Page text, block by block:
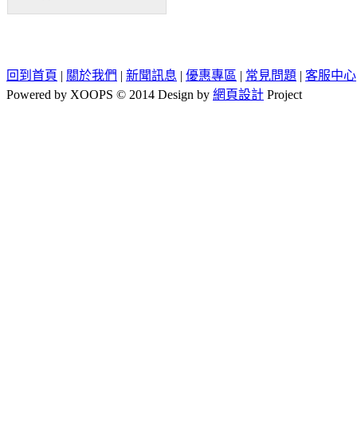
回到首頁 | 關於我們 | 新聞訊息 | 優惠專區 | 常見問題 | 客服中心
Powered by XOOPS © 2014 Design by 網頁設計 Project